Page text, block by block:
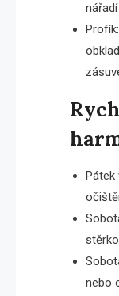
nebo